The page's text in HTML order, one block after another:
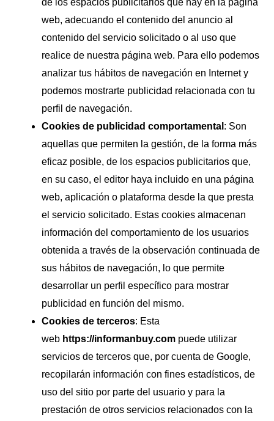
de los espacios publicitarios que hay en la página
web, adecuando el contenido del anuncio al
contenido del servicio solicitado o al uso que
realice de nuestra página web. Para ello podemos
analizar tus hábitos de navegación en Internet y
podemos mostrarte publicidad relacionada con tu
perfil de navegación.
Cookies de publicidad comportamental : Son
aquellas que permiten la gestión, de la forma más
eficaz posible, de los espacios publicitarios que,
en su caso, el editor haya incluido en una página
web, aplicación o plataforma desde la que presta
el servicio solicitado. Estas cookies almacenan
información del comportamiento de los usuarios
obtenida a través de la observación continuada de
sus hábitos de navegación, lo que permite
desarrollar un perfil específico para mostrar
publicidad en función del mismo.
Cookies de terceros: Esta
web https://informanbuy.com puede utilizar
servicios de terceros que, por cuenta de Google,
recopilarán información con fines estadísticos, de
uso del sitio por parte del usuario y para la
prestación de otros servicios relacionados con la